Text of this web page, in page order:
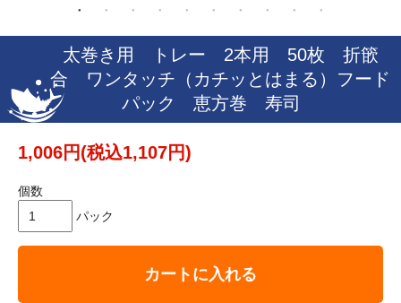
太巻き用 トレー 2本用 50枚 折篏
合 ワンタッチ（カチッとはまる）フード
パック 恵方巻 寿司
1,006円(税込1,107円)
個数
パック
カートに入れる